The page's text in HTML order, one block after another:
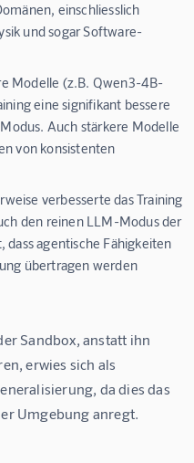
einschliesslich
und sogar Software-
Modelle (z.B. Qwen3-4B-
eine signifikant bessere
Auch stärkere Modelle
von konsistenten
verbesserte das Training
den reinen LLM-Modus der
agentische Fähigkeiten
übertragen werden
Sandbox, anstatt ihn
erwies sich als
da dies das
Umgebung anregt.